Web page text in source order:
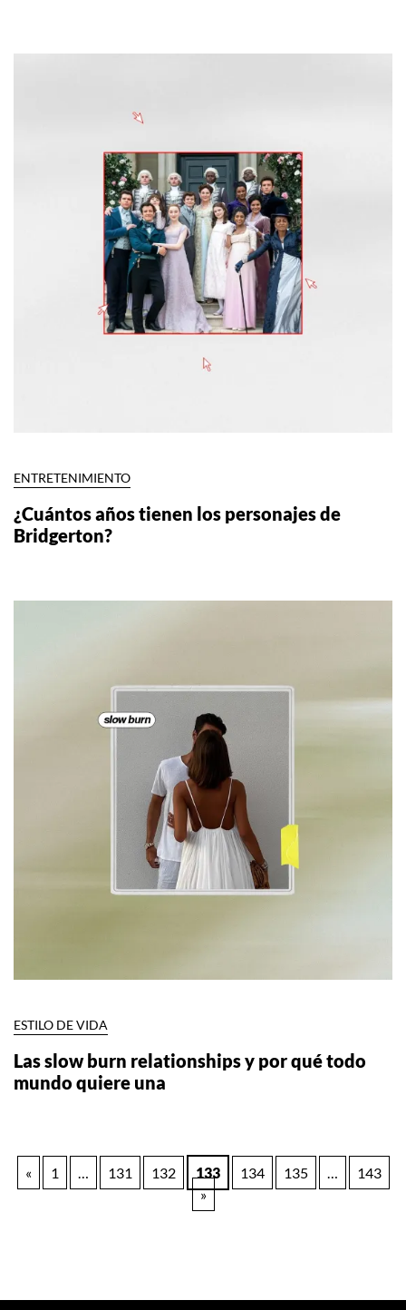
ENTRETENIMIENTO
¿Cuántos años tienen los personajes de
Bridgerton?
ESTILO DE VIDA
Las slow burn relationships y por qué todo
mundo quiere una
Paginación
« 1 … 131 132 133 134 135 …
143
»